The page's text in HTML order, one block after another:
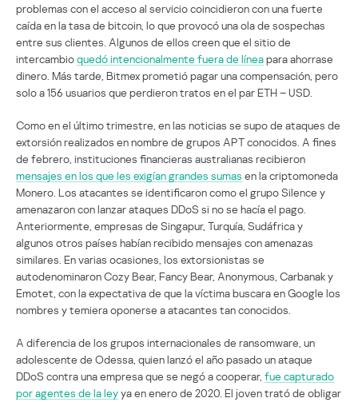
problemas con el acceso al servicio coincidieron con una fuerte
caída en la tasa de bitcoin, lo que provocó una ola de sospechas
entre sus clientes. Algunos de ellos creen que el sitio de
intercambioquedó intencionalmente fuera de líneapara ahorrase
dinero. Más tarde, Bitmex prometió pagar una compensación, pero
solo a 156 usuarios que perdieron tratos en el par ETH – USD.
Como en el último trimestre, en las noticias se supo de ataques de
extorsión realizados en nombre de grupos APT conocidos. A fines
de febrero, instituciones financieras australianas recibieron
mensajes en los que les exigían grandes sumas en la criptomoneda
Monero. Los atacantes se identificaron como el grupo Silence y
amenazaron con lanzar ataques DDoS si no se hacía el pago.
Anteriormente, empresas de Singapur, Turquía, Sudáfrica y
algunos otros países habían recibido mensajes con amenazas
similares. En varias ocasiones, los extorsionistas se
autodenominaron Cozy Bear, Fancy Bear, Anonymous, Carbanak y
Emotet, con la expectativa de que la víctima buscara en Google los
nombres y temiera oponerse a atacantes tan conocidos.
A diferencia de los grupos internacionales de ransomware, un
adolescente de Odessa, quien lanzó el año pasado un ataque
DDoS contra una empresa que se negó a cooperar, fue capturado
por agentes de la leyya en enero de 2020. El joven trató de obligar